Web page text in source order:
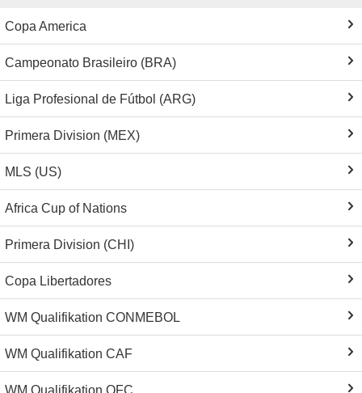
Copa America
Campeonato Brasileiro (BRA)
Liga Profesional de Fútbol (ARG)
Primera Division (MEX)
MLS (US)
Africa Cup of Nations
Primera Division (CHI)
Copa Libertadores
WM Qualifikation CONMEBOL
WM Qualifikation CAF